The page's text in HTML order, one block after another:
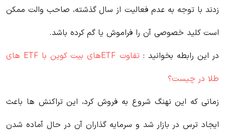
زدند با توجه به عدم فعالیت از سال گذشته، صاحب والت ممکن
است کلید خصوصی آن را فراموش یا گم کرده باشد.
در این رابطه بخوانید‌ :
تفاوت ETFهای بیت کوین با ETF های
طلا در چیست؟
زمانی که این نهنگ شروع به فروش کرد، این تراکنش ها باعث
ایجاد ترس در بازار شد و سرمایه گذاران آن در حال آماده شدن